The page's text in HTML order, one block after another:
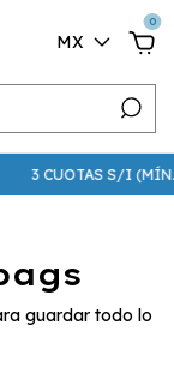
MX
0
S/I (MÍN.
guardar todo lo